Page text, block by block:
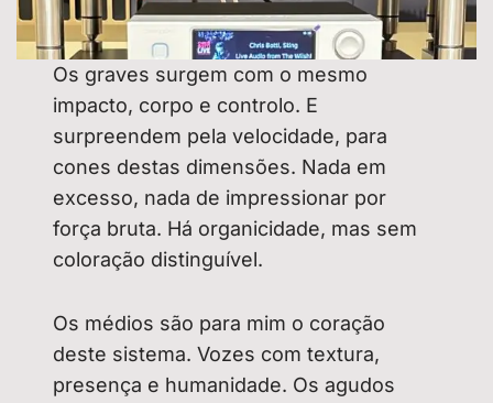
Os graves surgem com o mesmo
impacto, corpo e controlo. E
surpreendem pela velocidade, para
cones destas dimensões. Nada em
excesso, nada de impressionar por
força bruta. Há organicidade, mas sem
coloração distinguível.
Os médios são para mim o coração
deste sistema. Vozes com textura,
presença e humanidade. Os agudos